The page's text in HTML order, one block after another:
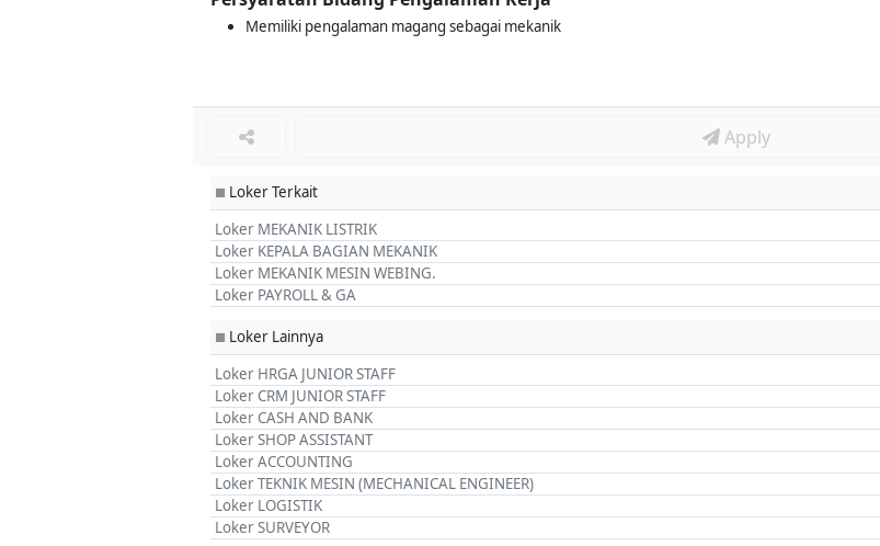
Memiliki pengalaman magang sebagai mekanik
Apply
■ Loker Terkait
Loker MEKANIK LISTRIK
Loker KEPALA BAGIAN MEKANIK
Loker MEKANIK MESIN WEBING.
Loker PAYROLL & GA
■ Loker Lainnya
Loker HRGA JUNIOR STAFF
Loker CRM JUNIOR STAFF
Loker CASH AND BANK
Loker SHOP ASSISTANT
Loker ACCOUNTING
Loker TEKNIK MESIN (MECHANICAL ENGINEER)
Loker LOGISTIK
Loker SURVEYOR